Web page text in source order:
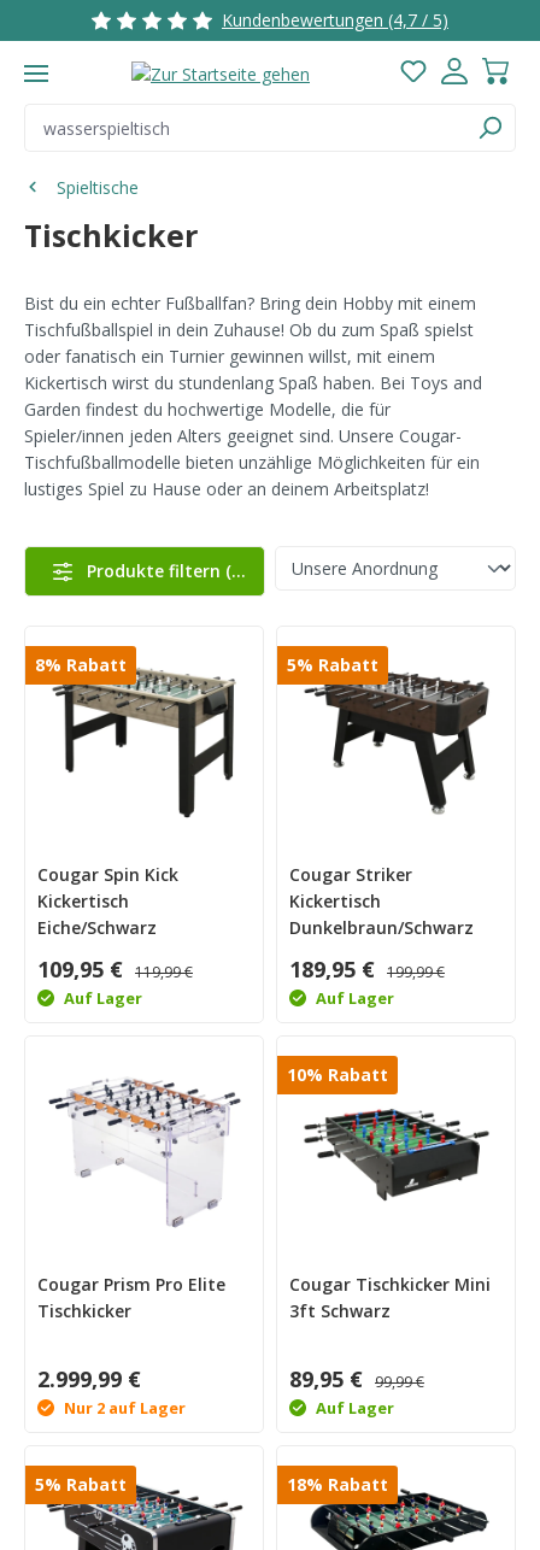
Zum Hauptinhalt springen
Kundenbewertungen (4,7 / 5)
Du hast 0
Spieltische
Tischkicker
Bist du ein echter Fußballfan? Bring dein Hobby mit einem
Tischfußballspiel in dein Zuhause! Ob du zum Spaß spielst
oder fanatisch ein Turnier gewinnen willst, mit einem
Kickertisch wirst du stundenlang Spaß haben. Bei Toys and
Garden findest du hochwertige Modelle, die für
Spieler/innen jeden Alters geeignet sind. Unsere Cougar-
Tischfußballmodelle bieten unzählige Möglichkeiten für ein
lustiges Spiel zu Hause oder an deinem Arbeitsplatz!
Produkte filtern (16
8% Rabatt
Cougar Spin Kick
Kickertisch
Eiche/Schwarz
109,95 € 119,99 €
Auf Lager
5% Rabatt
Cougar Striker
Kickertisch
Dunkelbraun/Schwarz
189,95 € 199,99 €
Auf Lager
Cougar Prism Pro Elite
Tischkicker
2.999,99 €
Nur 2 auf Lager
10% Rabatt
Cougar Tischkicker Mini
3ft Schwarz
89,95 € 99,99 €
Auf Lager
5% Rabatt 18% Rabatt